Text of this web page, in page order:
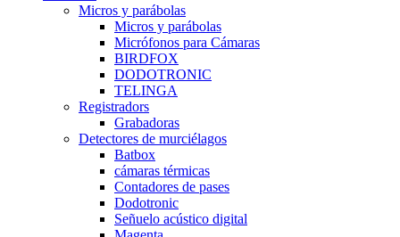
Micros y parábolas
Micros y parábolas
Micrófonos para Cámaras
BIRDFOX
DODOTRONIC
TELINGA
Registradors
Grabadoras
Detectores de murciélagos
Batbox
cámaras térmicas
Contadores de pases
Dodotronic
Señuelo acústico digital